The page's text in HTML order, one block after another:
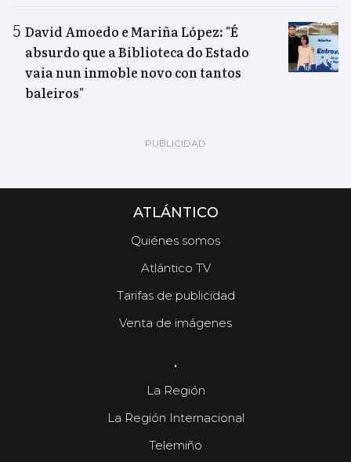
David Amoedo e Mariña López: "É
absurdo que a Biblioteca do Estado
vaia nun inmoble novo con tantos
baleiros"
ATLÁNTICO
Quiénes somos
Atlántico TV
Tarifas de publicidad
Venta de imágenes
.
La Región
La Región Internacional
Telemiño